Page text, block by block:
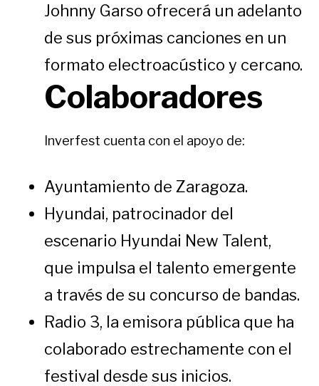
Johnny Garso ofrecerá un adelanto
de sus próximas canciones en un
formato electroacústico y cercano.
Colaboradores
Inverfest cuenta con el apoyo de:
Ayuntamiento de Zaragoza.
Hyundai, patrocinador del
escenario Hyundai New Talent,
que impulsa el talento emergente
a través de su concurso de bandas.
Radio 3, la emisora pública que ha
colaborado estrechamente con el
festival desde sus inicios.